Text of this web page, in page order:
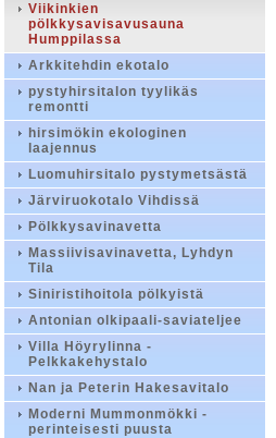
Viikinkien
pölkkysavisavusauna
Humppilassa
Arkkitehdin ekotalo
pystyhirsitalon tyylikäs
remontti
hirsimökin ekologinen
laajennus
Luomuhirsitalo pystymetsästä
Järviruokotalo Vihdissä
Pölkkysavinavetta
Massiivisavinavetta, Lyhdyn
Tila
Siniristihoitola pölkyistä
Antonian olkipaali-saviateljee
Villa Höyrylinna -
Pelkkakehystalo
Nan ja Peterin Hakesavitalo
Moderni Mummonmökki -
perinteisesti puusta